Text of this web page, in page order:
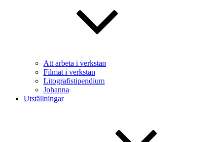
Att arbeta i verkstan
Filmat i verkstan
Litografistipendium
Johanna
Utställningar